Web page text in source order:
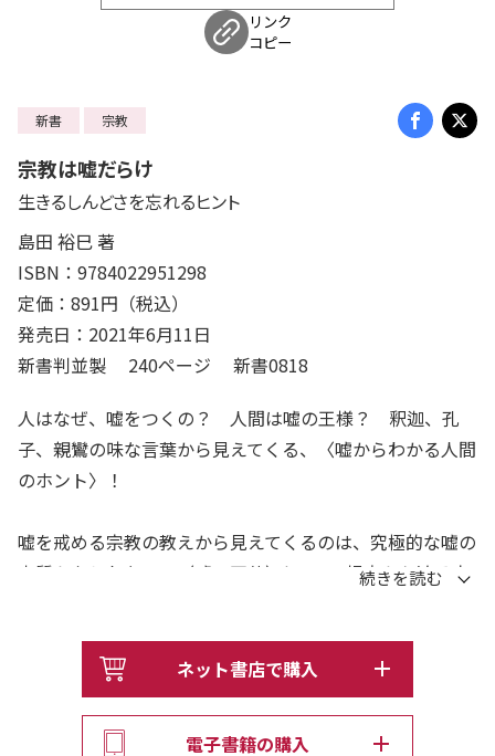
リンク
コピー
新書 宗教
宗教は嘘だらけ
生きるしんどさを忘れるヒント
島田 裕巳 著
ISBN：9784022951298
定価：891円（税込）
発売日：2021年6月11日
新書判並製 240ページ 新書0818
人はなぜ、嘘をつくの？ 人間は嘘の王様？ 釈迦、孔
子、親鸞の味な言葉から見えてくる、〈嘘からわかる人間
のホント〉！
嘘を戒める宗教の教えから見えてくるのは、究極的な嘘の
本質かもしれない――。〈嘘の正体〉に9つの視点から迫る宗
◎目次より
【第1章】戒律で禁じられた嘘
仏教が禁じる嘘/キリスト教、イスラム教、儒教が禁じる
ネット書店で購入
電子書籍の購入